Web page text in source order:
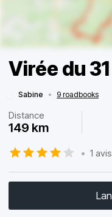
Virée du
Sabine • 9 roadbooks
Distance
149 km
• 1 avis